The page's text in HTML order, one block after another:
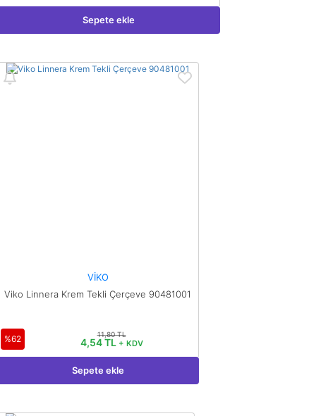
Sepete ekle
VİKO
Viko Linnera Krem Tekli Çerçeve 90481001
%62 11,80 TL
4,54 TL + KDV
Sepete ekle